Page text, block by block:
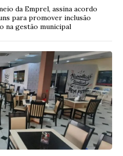
da Emprel, assina acordo
para promover inclusão
na gestão municipal